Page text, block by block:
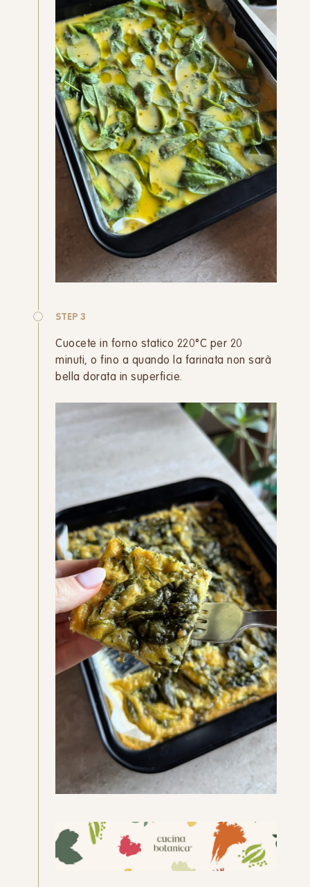
STEP 3
Cuocete in forno statico 220°C per 20
minuti, o fino a quando la farinata non sarà
bella dorata in superficie.